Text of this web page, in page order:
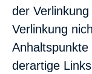
der
Verlinkung
derartige